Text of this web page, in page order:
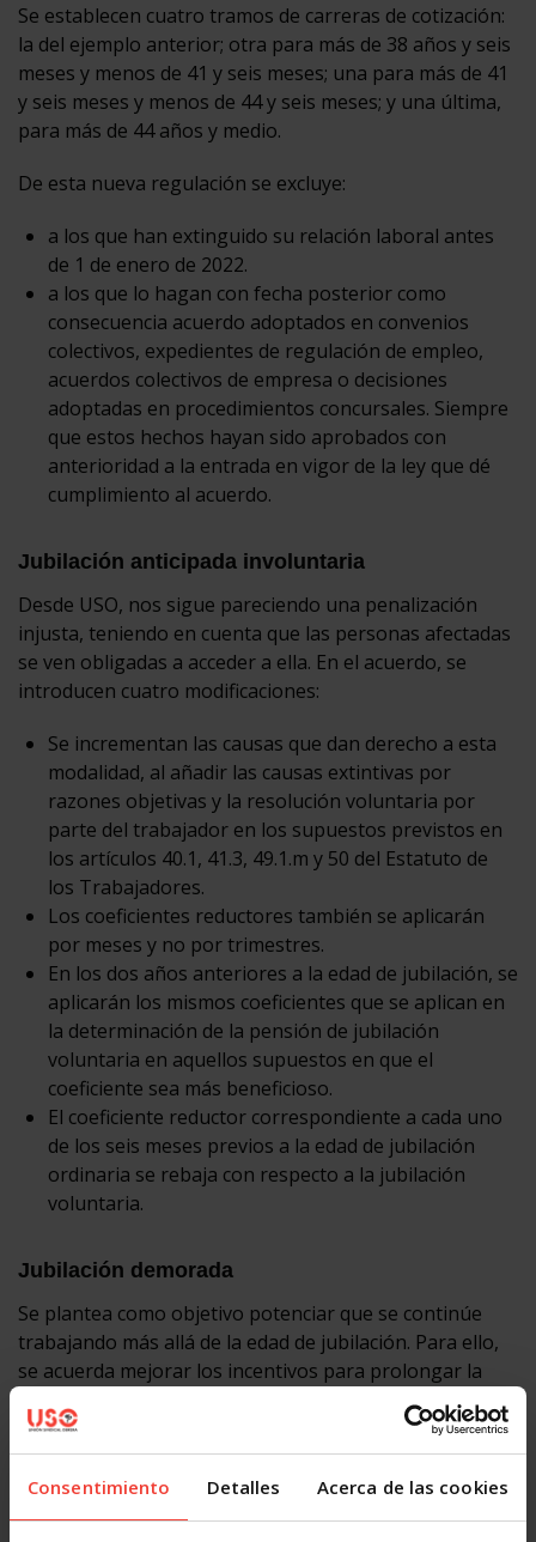
Consentimiento Detalles Acerca de las cookies
Se establecen cuatro tramos de carreras de cotización:
la del ejemplo anterior; otra para más de 38 años y seis
meses y menos de 41 y seis meses; una para más de 41
y seis meses y menos de 44 y seis meses; y una última,
para más de 44 años y medio.
De esta nueva regulación se excluye:
a los que han extinguido su relación laboral antes
de 1 de enero de 2022.
a los que lo hagan con fecha posterior como
consecuencia acuerdo adoptados en convenios
colectivos, expedientes de regulación de empleo,
acuerdos colectivos de empresa o decisiones
adoptadas en procedimientos concursales. Siempre
que estos hechos hayan sido aprobados con
anterioridad a la entrada en vigor de la ley que dé
cumplimiento al acuerdo.
Jubilación anticipada involuntaria
Desde USO, nos sigue pareciendo una penalización
injusta, teniendo en cuenta que las personas afectadas
se ven obligadas a acceder a ella. En el acuerdo, se
introducen cuatro modificaciones:
Se incrementan las causas que dan derecho a esta
modalidad, al añadir las causas extintivas por
razones objetivas y la resolución voluntaria por
parte del trabajador en los supuestos previstos en
los artículos 40.1, 41.3, 49.1.m y 50 del Estatuto de
los Trabajadores.
Los coeficientes reductores también se aplicarán
por meses y no por trimestres.
En los dos años anteriores a la edad de jubilación, se
aplicarán los mismos coeficientes que se aplican en
la determinación de la pensión de jubilación
voluntaria en aquellos supuestos en que el
coeficiente sea más beneficioso.
El coeficiente reductor correspondiente a cada uno
de los seis meses previos a la edad de jubilación
ordinaria se rebaja con respecto a la jubilación
voluntaria.
Jubilación demorada
Se plantea como objetivo potenciar que se continúe
trabajando más allá de la edad de jubilación. Para ello,
se acuerda mejorar los incentivos para prolongar la
carrera profesional. Se ofrecen tres tipos de incentivos:
un porcentaje adicional del 4% que se aplicará a la
base reguladora.